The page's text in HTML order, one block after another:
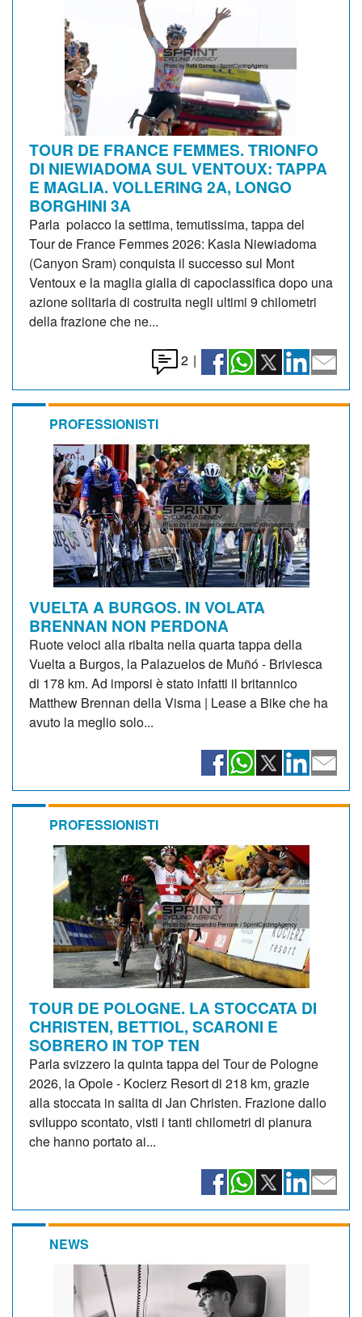
TOUR DE FRANCE FEMMES. TRIONFO
DI NIEWIADOMA SUL VENTOUX: TAPPA
E MAGLIA. VOLLERING 2A, LONGO
BORGHINI 3A
Parla polacco la settima, temutissima, tappa del
Tour de France Femmes 2026: Kasia Niewiadoma
(Canyon Sram) conquista il successo sul Mont
Ventoux e la maglia gialla di capoclassifica dopo una
azione solitaria di costruita negli ultimi 9 chilometri
della frazione che ne...
2 |
PROFESSIONISTI
VUELTA A BURGOS. IN VOLATA
BRENNAN NON PERDONA
Ruote veloci alla ribalta nella quarta tappa della
Vuelta a Burgos, la Palazuelos de Muñó - Briviesca
di 178 km. Ad imporsi è stato infatti il britannico
Matthew Brennan della Visma | Lease a Bike che ha
avuto la meglio solo...
PROFESSIONISTI
TOUR DE POLOGNE. LA STOCCATA DI
CHRISTEN, BETTIOL, SCARONI E
SOBRERO IN TOP TEN
Parla svizzero la quinta tappa del Tour de Pologne
2026, la Opole - Kocierz Resort di 218 km, grazie
alla stoccata in salita di Jan Christen. Frazione dallo
sviluppo scontato, visti i tanti chilometri di pianura
che hanno portato ai...
NEWS